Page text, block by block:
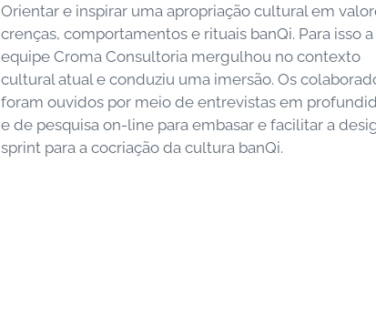
Orientar e inspirar uma apropriação cultural em
crenças, comportamentos e rituais banQi. Para isso a
equipe Croma Consultoria mergulhou no contexto
cultural atual e conduziu uma imersão. Os
foram ouvidos por meio de entrevistas em
e de pesquisa on-line para embasar e facilitar a
sprint para a cocriação da cultura banQi.